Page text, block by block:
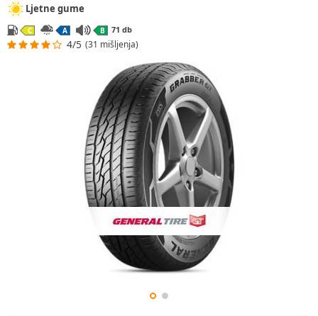
Ljetne gume
C A B 71 db
4/5 (31 mišljenja)